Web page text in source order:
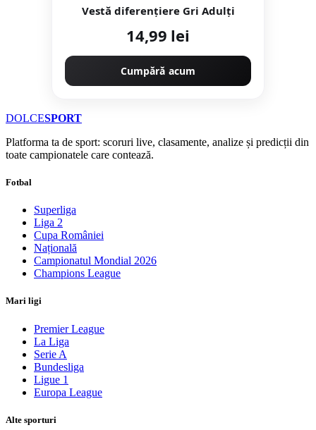
Vestă diferențiere Gri Adulți
14,99 lei
Cumpără acum
DOLCESPORT
Platforma ta de sport: scoruri live, clasamente, analize și predicții din
toate campionatele care contează.
Fotbal
Superliga
Liga 2
Cupa României
Națională
Campionatul Mondial 2026
Champions League
Mari ligi
Premier League
La Liga
Serie A
Bundesliga
Ligue 1
Europa League
Alte sporturi